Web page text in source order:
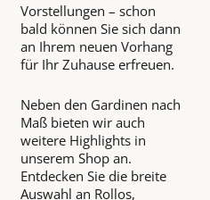
Vorstellungen – schon
bald können Sie sich dann
an Ihrem neuen Vorhang
für Ihr Zuhause erfreuen.
Neben den Gardinen nach
Maß bieten wir auch
weitere Highlights in
unserem Shop an.
Entdecken Sie die breite
Auswahl an Rollos,